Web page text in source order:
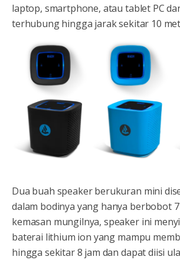
laptop, smartphone, atau tablet PC
terhubung hingga jarak sekitar 10
Dua buah speaker berukuran mini
dalam bodinya yang hanya berbobot
kemasan mungilnya, speaker ini
baterai lithium ion yang mampu
hingga sekitar 8 jam dan dapat diisi